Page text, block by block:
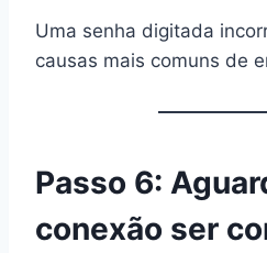
Uma senha digitada
causas mais comuns de
Passo 6:
conexão ser